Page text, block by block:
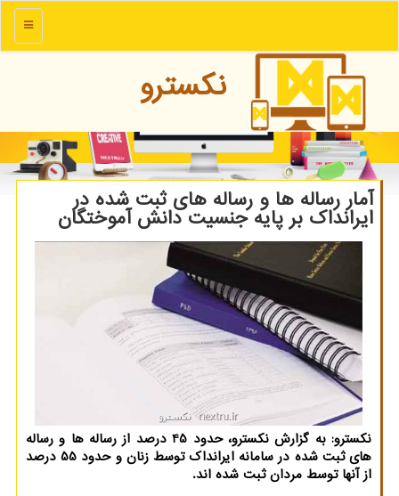
منو
نكسترو
آمار رساله ها و رساله های ثبت شده در
ایرانداک بر پایه جنسیت دانش آموختگان
نکسترو: به گزارش نکسترو، حدود 45 درصد از رساله ها و رساله
های ثبت شده در سامانه ایرانداک توسط زنان و حدود 55 درصد
از آنها توسط مردان ثبت شده اند.